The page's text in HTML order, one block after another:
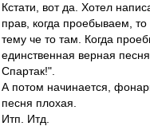
Кстати, вот да. Хотел
прав, когда проебываем,
тему че то там. Когда
единственная верная
Спартак!".
А потом начинается,
песня плохая.
Итп. Итд.